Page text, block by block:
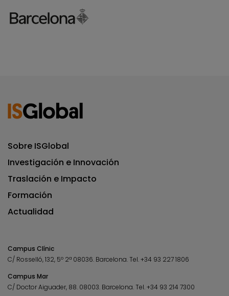
Sobre ISGlobal
Investigación e Innovación
Traslación e Impacto
Formación
Actualidad
Campus Clínic
C/ Rosselló, 132, 5º 2ª 08036. Barcelona.Tel.+34 93 227 1806
Campus Mar
C/ Doctor Aiguader, 88. 08003. Barcelona.Tel.+34 93 214 7300